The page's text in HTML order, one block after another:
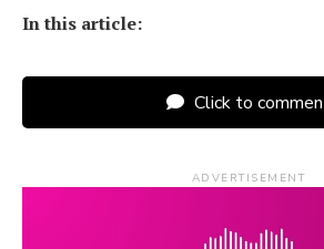
In this article:
Click to
ADVERTISEMENT